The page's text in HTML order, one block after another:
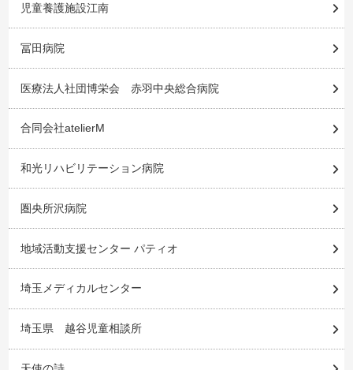
児童養護施設江南
冨田病院
医療法人社団博栄会 赤羽中央総合病院
合同会社atelierM
和光リハビリテーション病院
圏央所沢病院
地域活動支援センター パティオ
埼玉メディカルセンター
埼玉県 越谷児童相談所